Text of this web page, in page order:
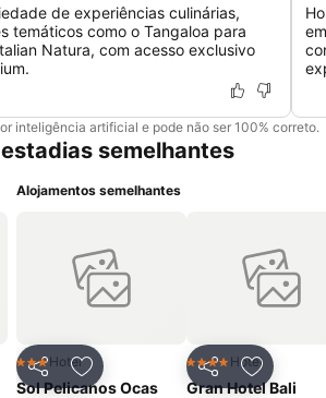
de experiências culinárias,
temáticos como o Tangaloa para
Natura, com acesso exclusivo
inteligência artificial e pode não ser 100% correto.
semelhantes
favoritos
Alojamentos semelhantes
PartilharAdicionar aos favoritos
3 Estrelas
Hotel
Sol Pelicanos Ocas
Partilhar
4 EstrelasHotel
Gran Hotel Bali